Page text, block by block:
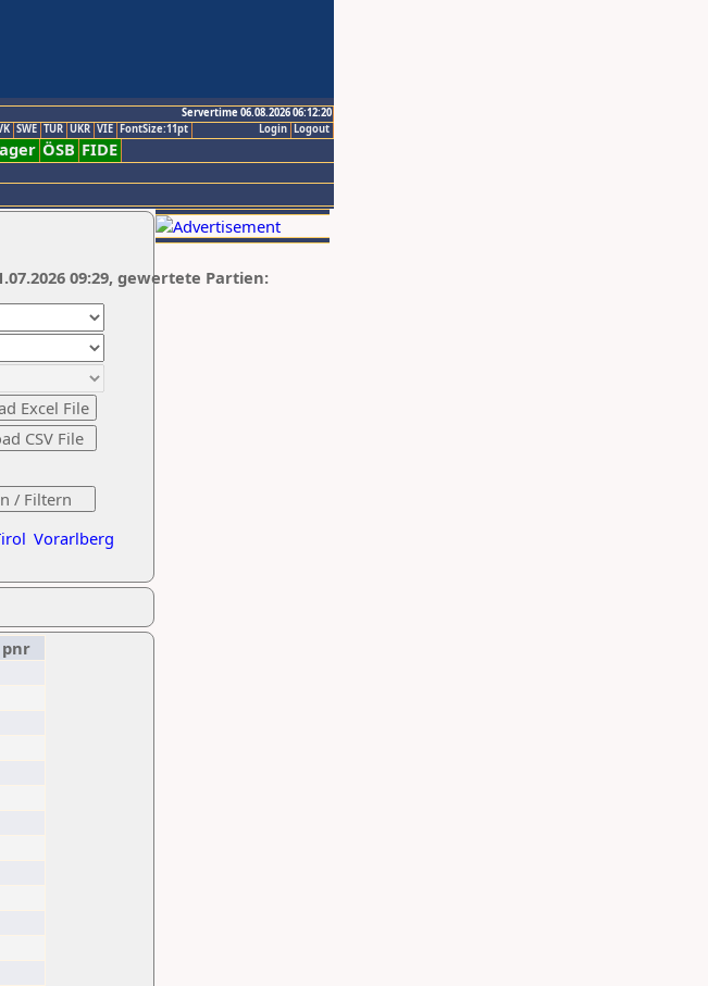
Servertime 06.08.2026 06:12:20
Logout
Login
SWE TUR UKR VIE FontSize:11pt
ÖSB FIDE
Vorarlberg
09:29, gewertete Partien:
pnr